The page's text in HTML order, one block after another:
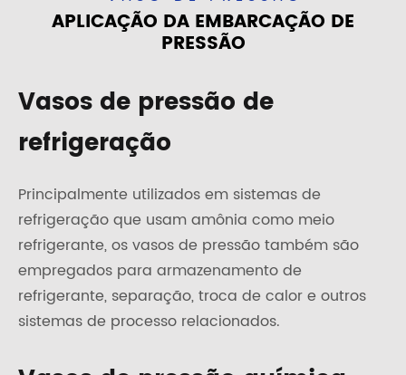
APLICAÇÃO DA EMBARCAÇÃO DE
PRESSÃO
Vasos de pressão de
refrigeração
Principalmente utilizados em sistemas de
refrigeração que usam amônia como meio
refrigerante, os vasos de pressão também são
empregados para armazenamento de
refrigerante, separação, troca de calor e outros
sistemas de processo relacionados.